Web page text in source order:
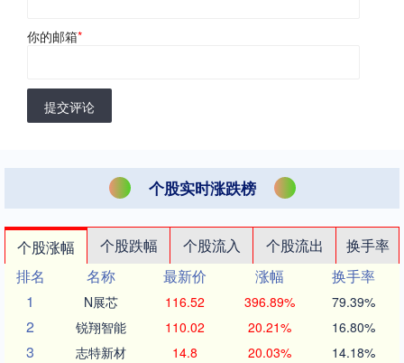
你的邮箱*
提交评论
个股实时涨跌榜
个股涨幅 个股跌幅 个股流入 个股流出
换手率
排名
名称 最新价 涨幅
换手率
1
N展芯 116.52 396.89% 79.39%
2 锐翔智能 110.02 20.21% 16.80%
3 志特新材 14.8 20.03% 14.18%